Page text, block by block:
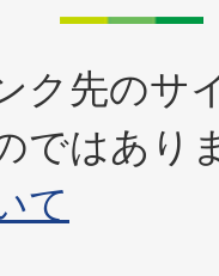
ク先のサ
ではあり
て